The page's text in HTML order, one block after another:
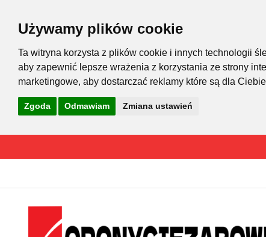
Używamy plików cookie
Ta witryna korzysta z plików cookie i innych technologii
aby zapewnić lepsze wrażenia z korzystania ze strony
marketingowe, aby dostarczać reklamy które są dla
Zgoda Odmawiam Zmiana ustawień
treści